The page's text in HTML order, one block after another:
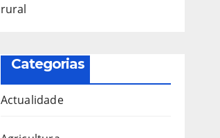
rural
Categorias
Actualidade